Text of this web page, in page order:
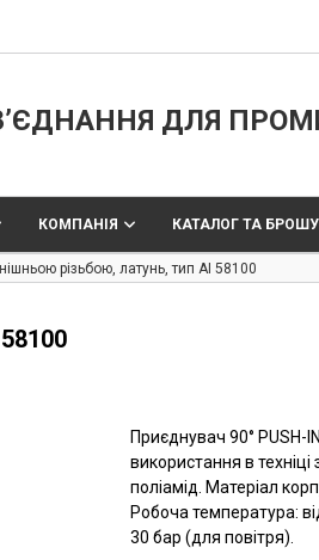
ДЛЯ
КОМПАНІЯ КАТАЛОГ ТА
різьбою, латунь, тип AI 58100
Приєднувач 90°
використання в
поліамід. Матеріал
Робоча температура:
30 бар (для повітря).